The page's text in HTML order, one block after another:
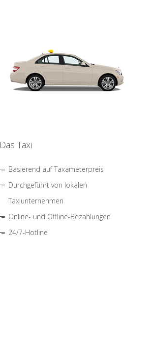
Das Taxi
Basierend auf Taxameterpreis
Durchgeführt von lokalen
Taxiunternehmen
Online- und Offline-Bezahlungen
24/7-Hotline